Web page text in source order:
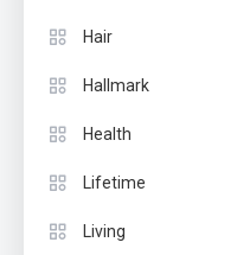
Hair
Hallmark
Health
Lifetime
Living